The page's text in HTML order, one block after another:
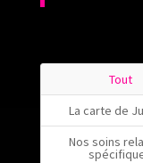
Tout
La carte de
Nos soins